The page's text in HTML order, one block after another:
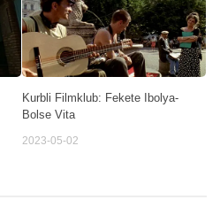
Kurbli Filmklub: Fekete Ibolya-
Bolse Vita
2023-05-02